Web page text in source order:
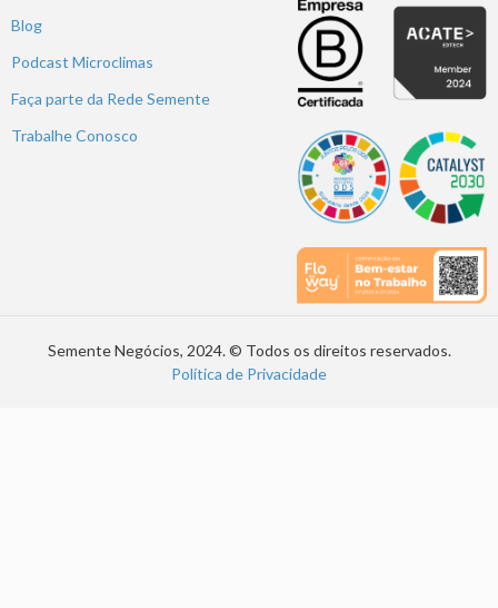
Blog
Podcast Microclimas
Faça parte da Rede Semente
Trabalhe Conosco
Semente Negócios, 2024. © Todos os direitos reservados.
Política de Privacidade